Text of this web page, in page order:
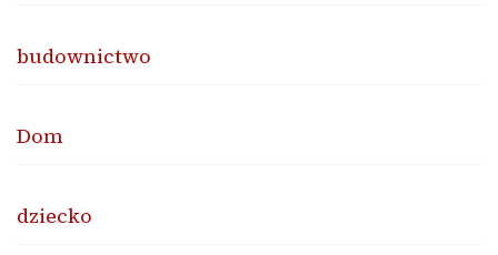
budownictwo
Dom
dziecko